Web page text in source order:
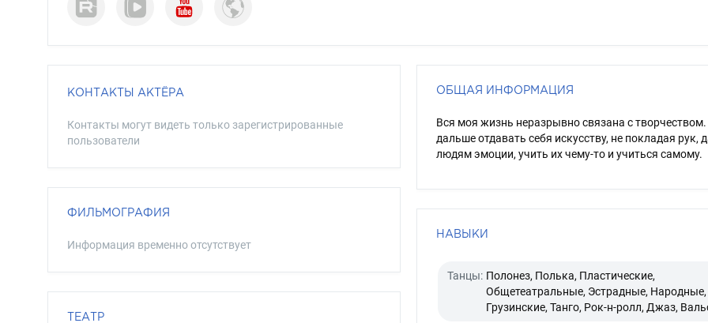
КОНТАКТЫ АКТЁРА
Контакты могут видеть только зарегистрированные
пользователи
ФИЛЬМОГРАФИЯ
Информация временно отсутствует
ТЕАТР
ОБЩАЯ ИНФОРМАЦИЯ
Вся моя жизнь неразрывно связана с творчеством.
дальше отдавать себя искусству, не покладая рук,
людям эмоции, учить их чему-то и учиться самому.
НАВЫКИ
Танцы: Полонез, Полька, Пластические,
Общетеатральные, Эстрадные, Народные,
Грузинские, Танго, Рок-н-ролл, Джаз,